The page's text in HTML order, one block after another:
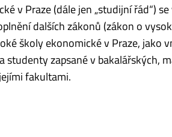
v Praze (dále jen „studijní řád“)
dalších zákonů (zákon o
školy ekonomické v Praze, jako
studenty zapsané v bakalářských,
fakultami.